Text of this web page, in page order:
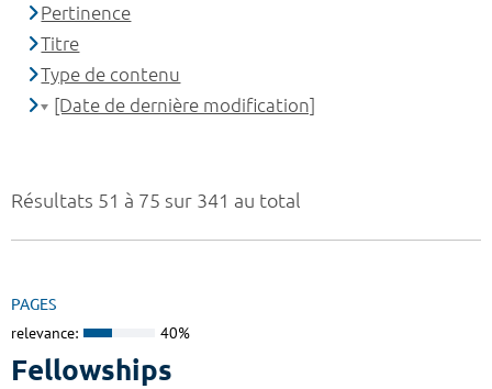
Résultats 51 à 75 sur 341 au total
PAGES
relevance: 40%
Fellowships
Pertinence
Titre
Type de contenu
[Date de dernière modification]